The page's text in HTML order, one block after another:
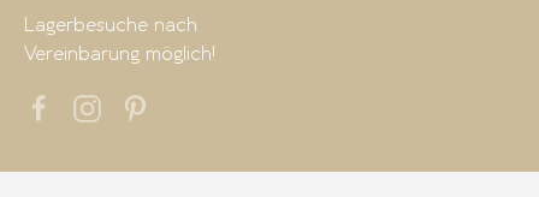
Lagerbesuche nach
Vereinbarung möglich!